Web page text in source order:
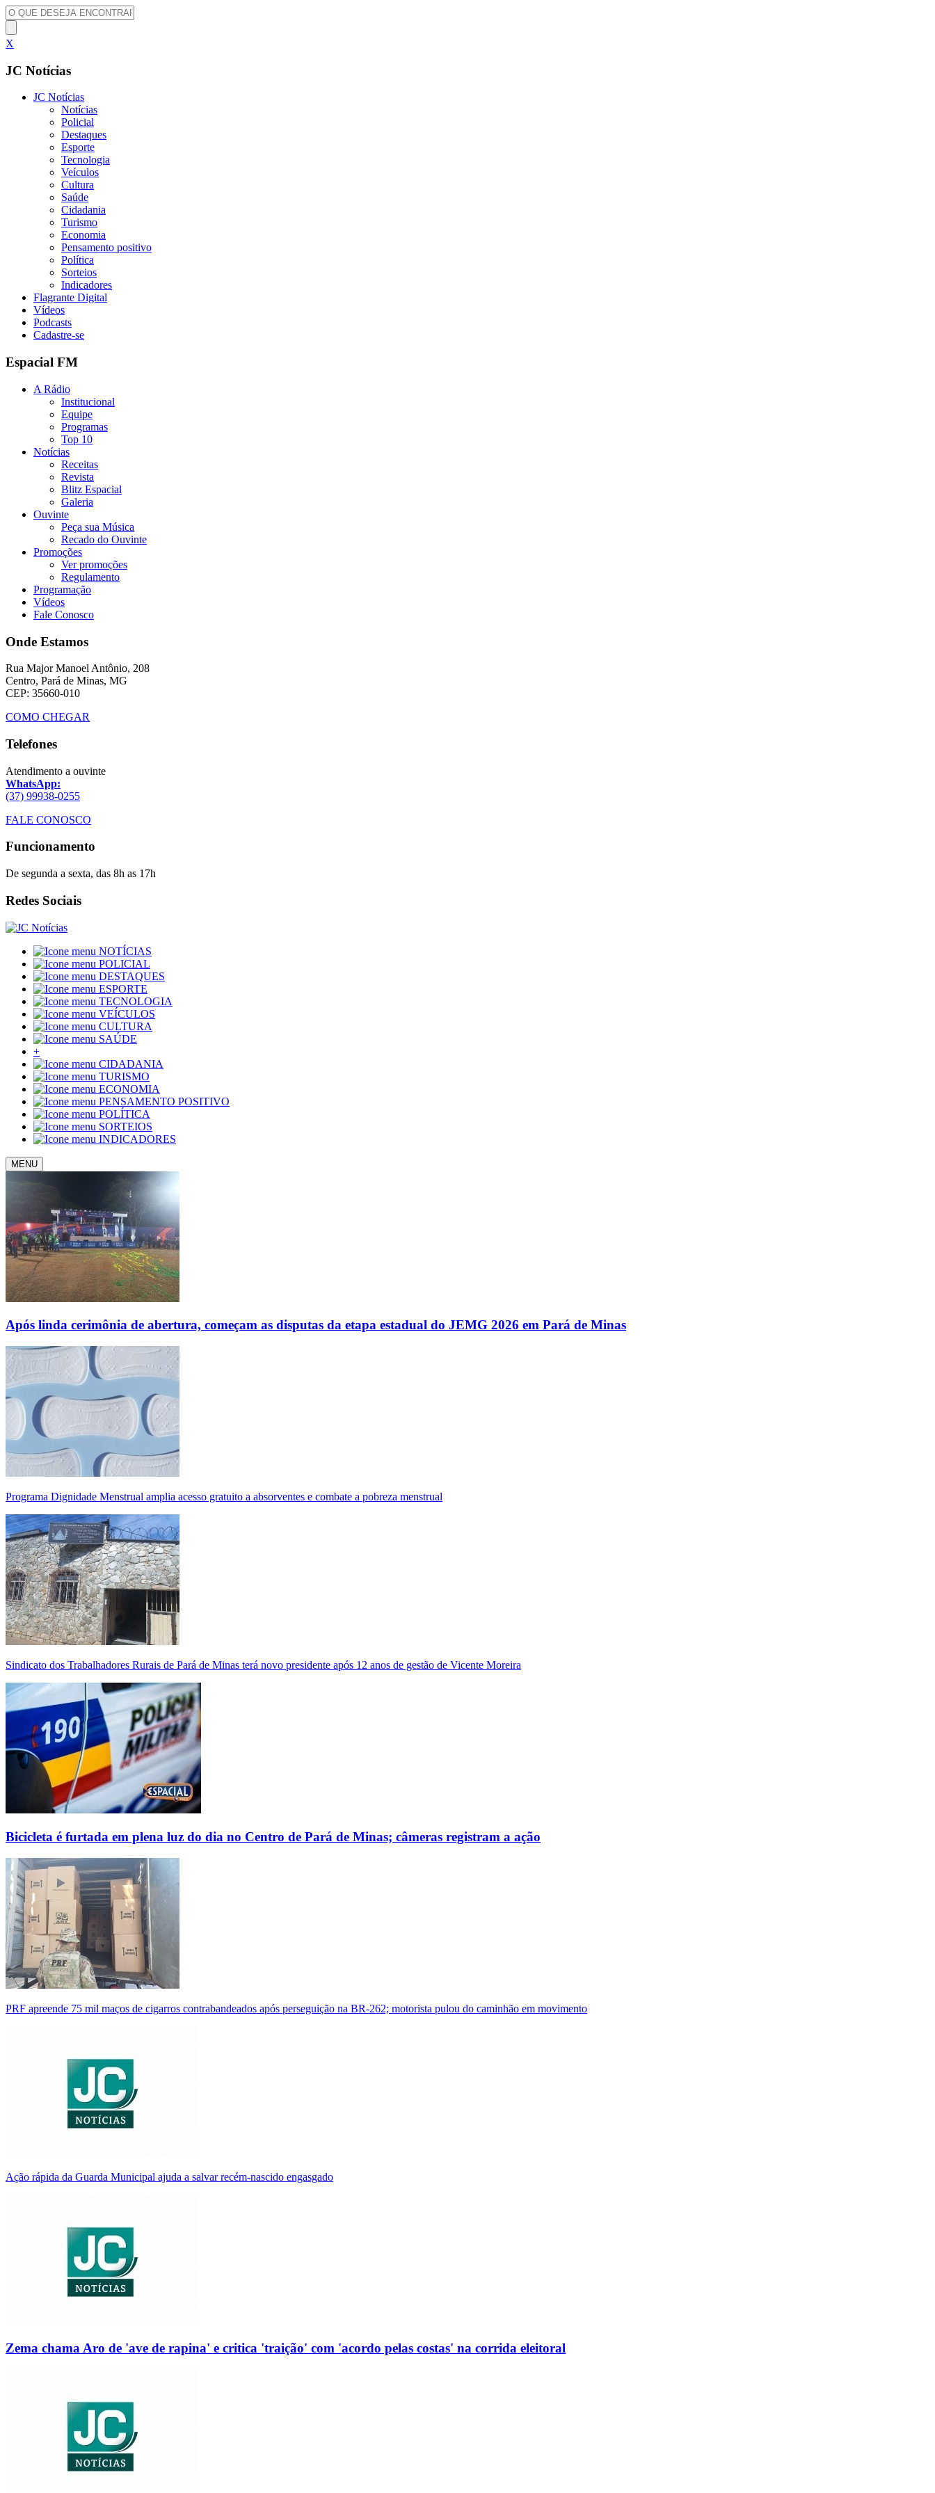
X
JC Notícias
JC Notícias
Notícias
Policial
Destaques
Esporte
Tecnologia
Veículos
Cultura
Saúde
Cidadania
Turismo
Economia
Pensamento positivo
Política
Sorteios
Indicadores
Flagrante Digital
Vídeos
Podcasts
Cadastre-se
Espacial FM
A Rádio
Institucional
Equipe
Programas
Top 10
Notícias
Receitas
Revista
Blitz Espacial
Galeria
Ouvinte
Peça sua Música
Recado do Ouvinte
Promoções
Ver promoções
Regulamento
Programação
Vídeos
Fale Conosco
Onde Estamos
Rua Major Manoel Antônio, 208
Centro, Pará de Minas, MG
CEP: 35660-010
COMO CHEGAR
Telefones
Atendimento a ouvinte
WhatsApp:
(37) 99938-0255
FALE CONOSCO
Funcionamento
De segunda a sexta, das 8h as 17h
Redes Sociais
NOTÍCIAS
POLICIAL
DESTAQUES
ESPORTE
TECNOLOGIA
VEÍCULOS
CULTURA
SAÚDE
+
CIDADANIA
TURISMO
ECONOMIA
PENSAMENTO POSITIVO
POLÍTICA
SORTEIOS
INDICADORES
MENU
Após linda cerimônia de abertura, começam as disputas da etapa estadual do JEMG 2026 em Pará de Minas
Programa Dignidade Menstrual amplia acesso gratuito a absorventes e combate a pobreza menstrual
Sindicato dos Trabalhadores Rurais de Pará de Minas terá novo presidente após 12 anos de gestão de Vicente Moreira
Bicicleta é furtada em plena luz do dia no Centro de Pará de Minas; câmeras registram a ação
PRF apreende 75 mil maços de cigarros contrabandeados após perseguição na BR-262; motorista pulou do caminhão em movimento
Ação rápida da Guarda Municipal ajuda a salvar recém-nascido engasgado
Zema chama Aro de 'ave de rapina' e critica 'traição' com 'acordo pelas costas' na corrida eleitoral